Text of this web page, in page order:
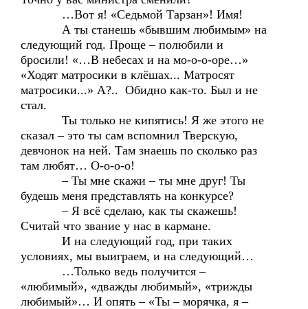
…Вот я! «Седьмой Тарзан»! Имя!
А ты станешь «бывшим любимым» на
следующий год. Проще – полюбили и
бросили! «…В небесах и на мо-о-о-оре…»
«Ходят матросики в клёшах... Матросят
матросики...» А?.. Обидно как-то. Был и не
стал.
Ты только не кипятись! Я же этого не
сказал – это ты сам вспомнил Тверскую,
девчонок на ней. Там знаешь по сколько раз
там любят… О-о-о-о!
– Ты мне скажи – ты мне друг! Ты
будешь меня представлять на конкурсе?
– Я всё сделаю, как ты скажешь!
Считай что звание у нас в кармане.
И на следующий год, при таких
условиях, мы выиграем, и на следующий…
…Только ведь получится –
«любимый», «дважды любимый», «трижды
любимый»… И опять – «Ты – морячка, я –